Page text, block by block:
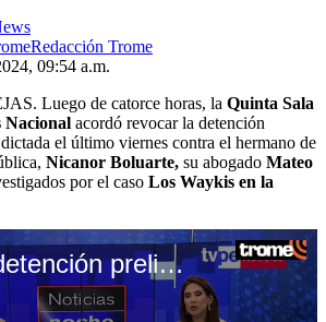
Redacción Trome
09:54 a.m.
Luego de catorce horas, la Quinta Sala
Nacional acordó revocar la detención
el último viernes contra el hermano de
Nicanor Boluarte, su abogado Mateo
por el caso Los Waykis en la
PJ revocó detención preliminar de Nicanor Boluarte, Mateo Castañeda y otros investigados